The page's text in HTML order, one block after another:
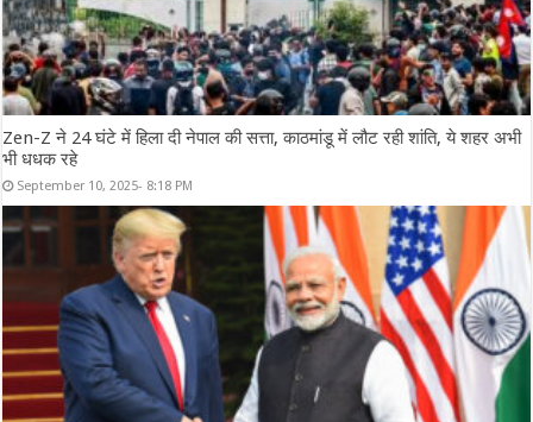
Zen-Z ने 24 घंटे में हिला दी नेपाल की सत्ता, काठमांडू में लौट रही शांति, ये शहर अभी
भी धधक रहे
September 10, 2025- 8:18 PM